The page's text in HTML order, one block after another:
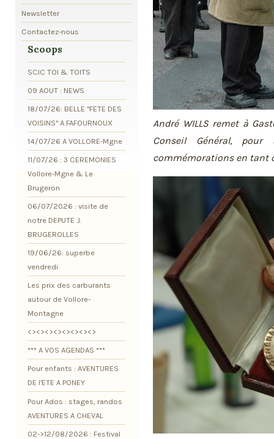
André WILLS remet à
Conseil Général,
commémorations en tant
Newsletter
Contactez-nous
Scoops
SCIC TOI & TOITS
09 AOUT : NEWS
18/07/26: BELLE "FETE DES
VOISINS" A FAFOURNOUX
14/07/26 A VOLLORE-Mgne
11/07/26 : 3 CEREMONIES
Vollore-Mgne & Le
Brugeron
06/07/2026 : visite de
notre DEPUTE J.
BRUGEROLLES
19/06/26: superbe
vendredi
Les prix des carburants
autour de Vollore-
Montagne
<><><><><><><><>
*** A VOS AGENDAS ***
Pour enfants : AVENTURES
DE l'ETE A PONEY
Pour Ados : stages, randos
AVENTURES A CHEVAL
02->12/08/2026 : Festival